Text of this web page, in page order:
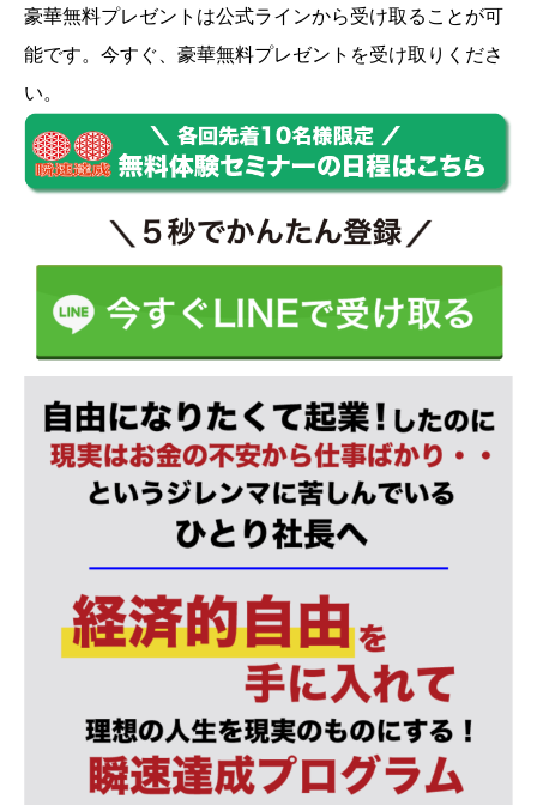
豪華無料プレゼントは公式ラインから受け取ることが可
能です。今すぐ、豪華無料プレゼントを受け取りくださ
い。